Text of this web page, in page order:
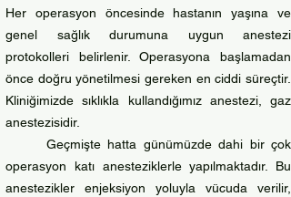
Her operasyon öncesinde hastanın yaşına ve
genel sağlık durumuna uygun anestezi
protokolleri belirlenir. Operasyona başlamadan
önce doğru yönetilmesi gereken en ciddi süreçtir.
Kliniğimizde sıklıkla kullandığımız anestezi, gaz
anestezisidir.
Geçmişte hatta günümüzde dahi bir çok
operasyon katı anesteziklerle yapılmaktadır. Bu
anestezikler enjeksiyon yoluyla vücuda verilir,